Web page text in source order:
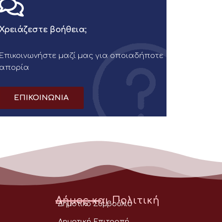
Χρειάζεστε βοήθεια;
Επικοινωνήστε μαζί μας για οποιαδήποτε
απορία
ΕΠΙΚΟΙΝΩΝΙΑ
Δήμος και Πολιτική
Δημοτικό Συμβούλιο